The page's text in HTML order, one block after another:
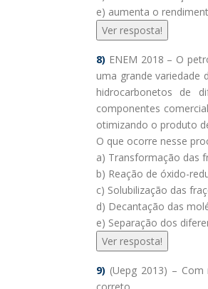
e) aumenta o
Ver resposta!
8) ENEM 2018 – O
uma grande variedade
hidrocarbonetos de
componentes
otimizando o produto
O que ocorre nesse
a) Transformação das
b) Reação de óxido-
c) Solubilização das
d) Decantação das
e) Separação dos
Ver resposta!
9) (Uepg 2013) –